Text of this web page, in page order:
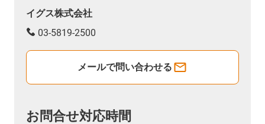
イグス株式会社
03-5819-2500
メールで問い合わせる
お問合せ対応時間